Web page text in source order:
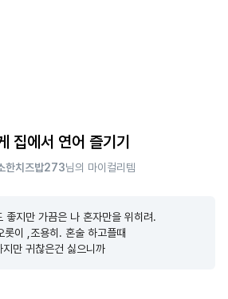
집에서 연어 즐기기
한치즈밥273님의 마이컬리템
좋지만 가끔은 나 혼자만을 위히려.
롯이 ,조용히. 혼술 하고플때
지만 귀찮은건 싫으니까